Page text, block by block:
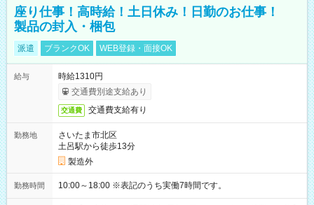
座り仕事！高時給！土日休み！日勤のお仕事！
製品の封入・梱包
派遣 ブランクOK WEB登録・面接OK
給与
時給1310円
交通費別途支給あり
交通費 交通費支給有り
勤務地
さいたま市北区
土呂駅から徒歩13分
製造外
勤務時間 10:00～18:00 ※表記のうち実働7時間です。